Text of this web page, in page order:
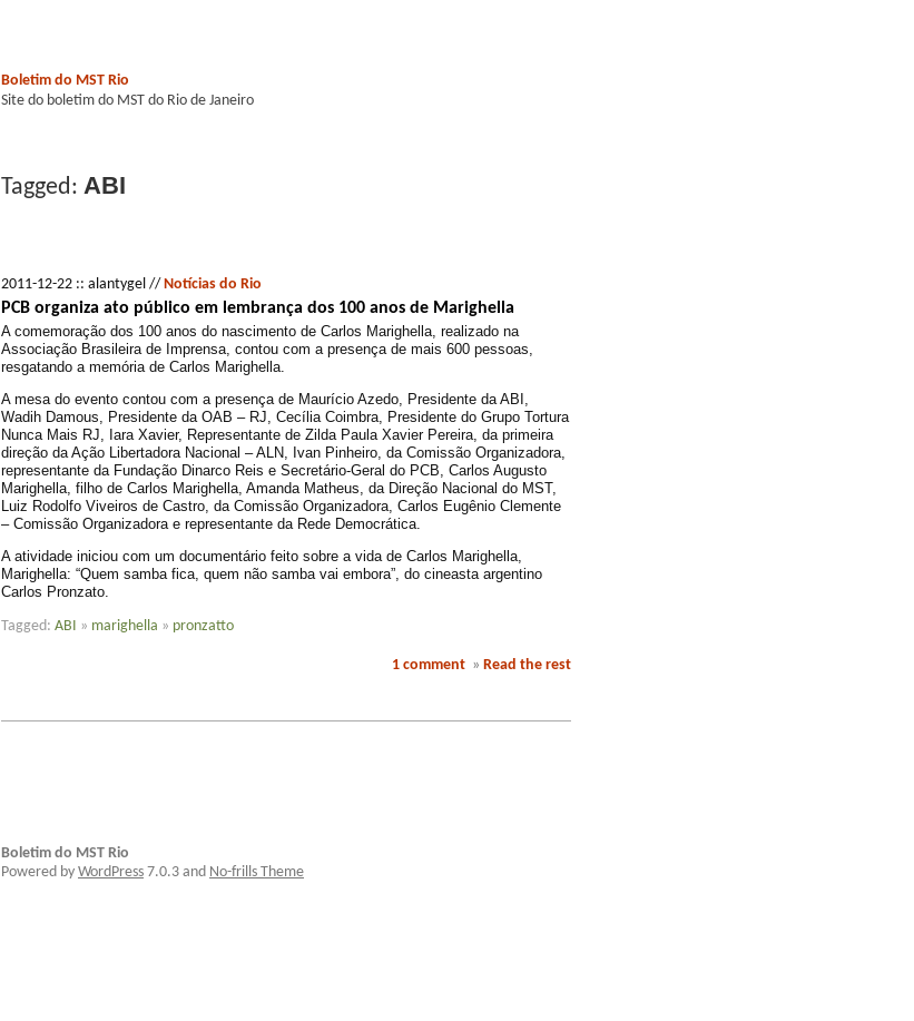
Boletim do MST Rio
Site do boletim do MST do Rio de Janeiro
Tagged: ABI
2011-12-22 :: alantygel // Notícias do Rio
PCB organiza ato público em lembrança dos 100 anos de Marighella
A comemoração dos 100 anos do nascimento de Carlos Marighella, realizado na
Associação Brasileira de Imprensa, contou com a presença de mais 600 pessoas,
resgatando a memória de Carlos Marighella.
A mesa do evento contou com a presença de Maurício Azedo, Presidente da ABI,
Wadih Damous, Presidente da OAB – RJ, Cecília Coimbra, Presidente do Grupo Tortura
Nunca Mais RJ, Iara Xavier, Representante de Zilda Paula Xavier Pereira, da primeira
direção da Ação Libertadora Nacional – ALN, Ivan Pinheiro, da Comissão Organizadora,
representante da Fundação Dinarco Reis e Secretário-Geral do PCB, Carlos Augusto
Marighella, filho de Carlos Marighella, Amanda Matheus, da Direção Nacional do MST,
Luiz Rodolfo Viveiros de Castro, da Comissão Organizadora, Carlos Eugênio Clemente
– Comissão Organizadora e representante da Rede Democrática.
A atividade iniciou com um documentário feito sobre a vida de Carlos Marighella,
Marighella: “Quem samba fica, quem não samba vai embora”, do cineasta argentino
Carlos Pronzato.
Tagged: ABI » marighella » pronzatto
1 comment » Read the rest
Boletim do MST Rio
Powered by WordPress 7.0.3 and No-frills Theme